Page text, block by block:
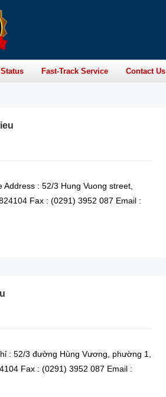
Fast-Track Service Contact Us
: 52/3 Hung Vuong street,
Fax : (0291) 3952 087 Email :
: 52/3 đường Hùng Vương, phường 1,
Fax : (0291) 3952 087 Email :